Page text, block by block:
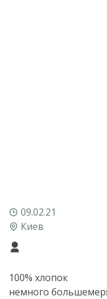
09.02.21
Киев
100% хлопок
немного